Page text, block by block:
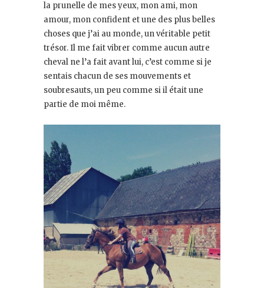
la prunelle de mes yeux, mon ami, mon
amour, mon confident et une des plus belles
choses que j’ai au monde, un véritable petit
trésor. Il me fait vibrer comme aucun autre
cheval ne l’a fait avant lui, c’est comme si je
sentais chacun de ses mouvements et
soubresauts, un peu comme si il était une
partie de moi même.